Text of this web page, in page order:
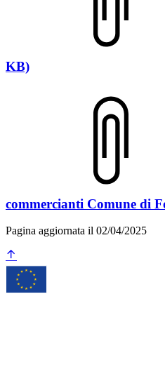
KB)
commercianti Comune di
Pagina aggiornata il 02/04/2025